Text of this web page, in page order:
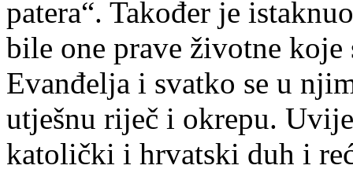
patera“. Također je
bile one prave životne
Evanđelja i svatko se u
utješnu riječ i okrepu.
katolički i hrvatski duh i